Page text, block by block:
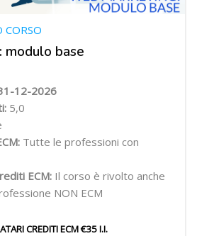
modulo base
CORSO
12-2026
5,0
Tutte le professioni con
ECM: Il corso è rivolto anche
NON ECM
CREDITI ECM €35 I.I.